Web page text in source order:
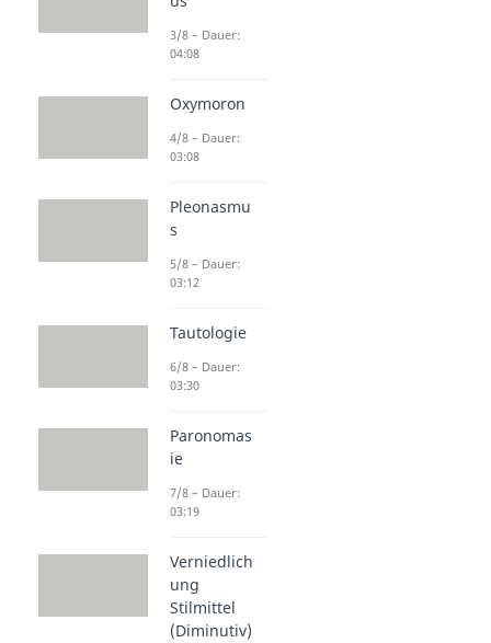
3/8 – Dauer:
04:08
Oxymoron
4/8 – Dauer:
03:08
Pleonasmu
s
5/8 – Dauer:
03:12
Tautologie
6/8 – Dauer:
03:30
Paronomas
ie
7/8 – Dauer:
03:19
Verniedlich
ung
Stilmittel
(Diminutiv)